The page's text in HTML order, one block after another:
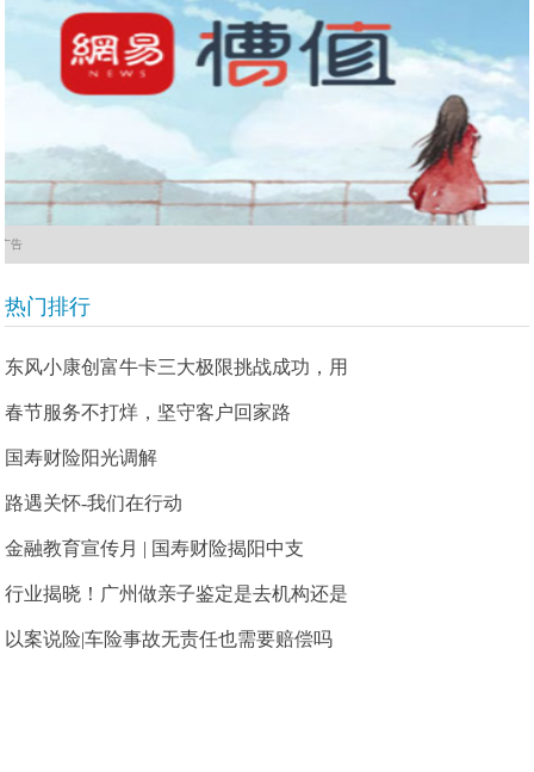
广告
热门排行
东风小康创富牛卡三大极限挑战成功，用
春节服务不打烊，坚守客户回家路
国寿财险阳光调解
路遇关怀-我们在行动
金融教育宣传月 | 国寿财险揭阳中支
行业揭晓！广州做亲子鉴定是去机构还是
以案说险|车险事故无责任也需要赔偿吗